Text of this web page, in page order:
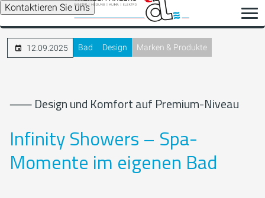
Kontaktieren Sie uns
12.09.2025 Bad Design Marken & Produkte
⸺ Design und Komfort auf Premium-Niveau
Infinity Showers – Spa-
Momente im eigenen Bad